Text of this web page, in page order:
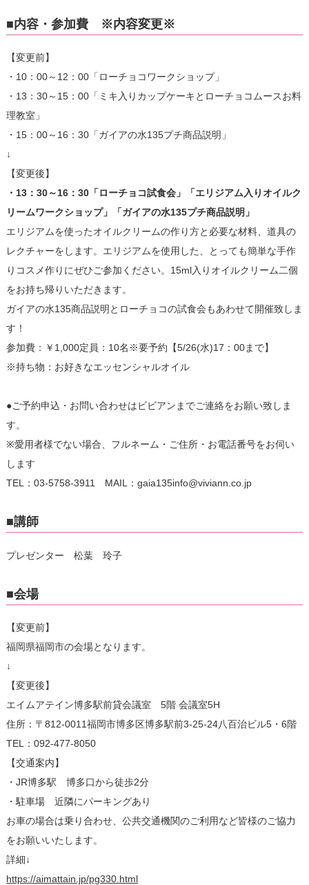
■内容・参加費 ※内容変更※
【変更前】
・10：00～12：00「ローチョコワークショップ」
・13：30～15：00「ミキ入りカップケーキとローチョコムースお料
理教室」
・15：00～16：30「ガイアの水135プチ商品説明」
↓
【変更後】
・13：30～16：30「ローチョコ試食会」「エリジアム入りオイルク
リームワークショップ」「ガイアの水135プチ商品説明」
エリジアムを使ったオイルクリームの作り方と必要な材料、道具の
レクチャーをします。エリジアムを使用した、とっても簡単な手作
りコスメ作りにぜひご参加ください。15ml入りオイルクリーム二個
をお持ち帰りいただきます。
ガイアの水135商品説明とローチョコの試食会もあわせて開催致しま
す！
参加費：￥1,000定員：10名※要予約【5/26(水)17：00まで】
※持ち物：お好きなエッセンシャルオイル
●ご予約申込・お問い合わせはビビアンまでご連絡をお願い致しま
す。
※愛用者様でない場合、フルネーム・ご住所・お電話番号をお伺い
します
TEL：03-5758-3911 MAIL：gaia135info@viviann.co.jp
■講師
プレゼンター 松葉 玲子
■会場
【変更前】
福岡県福岡市の会場となります。
↓
【変更後】
エイムアテイン博多駅前貸会議室 5階 会議室5H
住所：〒812-0011福岡市博多区博多駅前3-25-24八百治ビル5・6階
TEL：092-477-8050
【交通案内】
・JR博多駅 博多口から徒歩2分
・駐車場 近隣にパーキングあり
お車の場合は乗り合わせ、公共交通機関のご利用など皆様のご協力
をお願いいたします。
詳細↓
https://aimattain.jp/pg330.html